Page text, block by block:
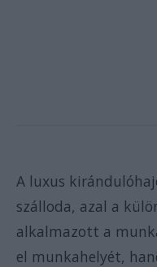
A luxus
szálloda, azal a
alkalmazott a
el munkahelyét,